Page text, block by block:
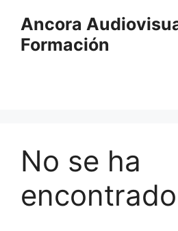
contenido
Ancora
Formación
No se ha